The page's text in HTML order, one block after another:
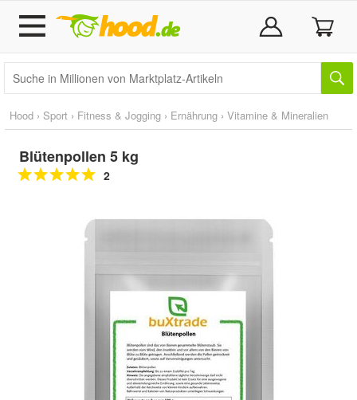
Hood › Sport › Fitness & Jogging › Ernährung › Vitamine & Mineralien
Blütenpollen 5 kg
2